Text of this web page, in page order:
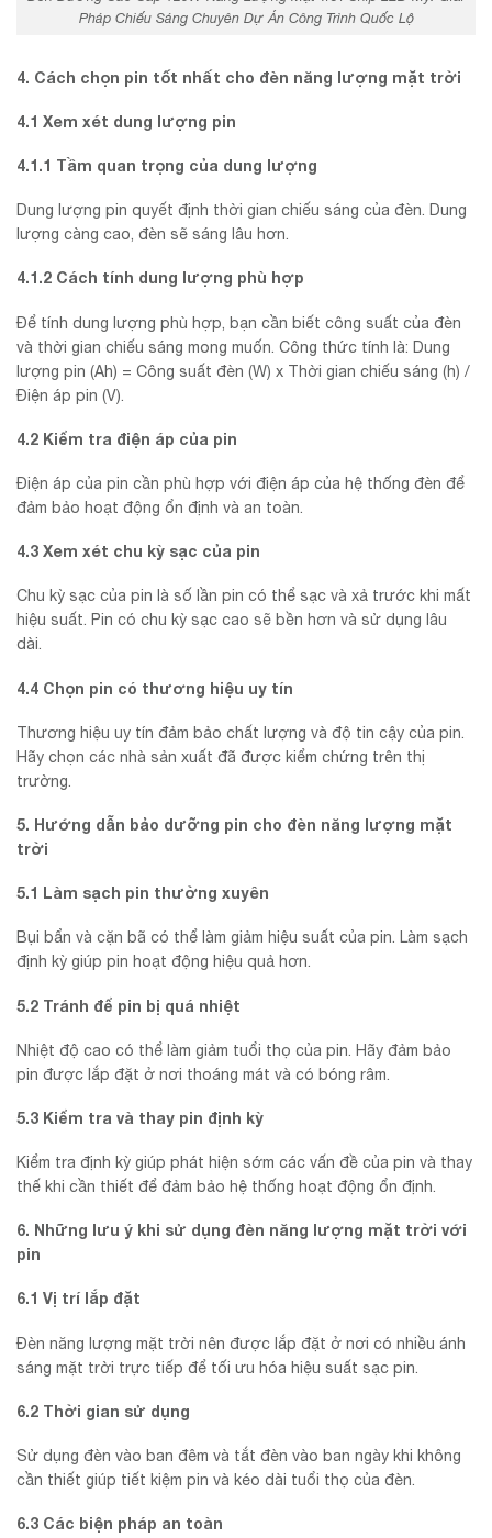
Pháp Chiếu Sáng Chuyên Dự Án Công Trình Quốc Lộ
4. Cách chọn pin tốt nhất cho đèn năng lượng mặt trời
4.1 Xem xét dung lượng pin
4.1.1 Tầm quan trọng của dung lượng
Dung lượng pin quyết định thời gian chiếu sáng của đèn. Dung
lượng càng cao, đèn sẽ sáng lâu hơn.
4.1.2 Cách tính dung lượng phù hợp
Để tính dung lượng phù hợp, bạn cần biết công suất của đèn
và thời gian chiếu sáng mong muốn. Công thức tính là: Dung
lượng pin (Ah) = Công suất đèn (W) x Thời gian chiếu sáng (h) /
Điện áp pin (V).
4.2 Kiểm tra điện áp của pin
Điện áp của pin cần phù hợp với điện áp của hệ thống đèn để
đảm bảo hoạt động ổn định và an toàn.
4.3 Xem xét chu kỳ sạc của pin
Chu kỳ sạc của pin là số lần pin có thể sạc và xả trước khi mất
hiệu suất. Pin có chu kỳ sạc cao sẽ bền hơn và sử dụng lâu
dài.
4.4 Chọn pin có thương hiệu uy tín
Thương hiệu uy tín đảm bảo chất lượng và độ tin cậy của pin.
Hãy chọn các nhà sản xuất đã được kiểm chứng trên thị
trường.
5. Hướng dẫn bảo dưỡng pin cho đèn năng lượng mặt
trời
5.1 Làm sạch pin thường xuyên
Bụi bẩn và cặn bã có thể làm giảm hiệu suất của pin. Làm sạch
định kỳ giúp pin hoạt động hiệu quả hơn.
5.2 Tránh để pin bị quá nhiệt
Nhiệt độ cao có thể làm giảm tuổi thọ của pin. Hãy đảm bảo
pin được lắp đặt ở nơi thoáng mát và có bóng râm.
5.3 Kiểm tra và thay pin định kỳ
Kiểm tra định kỳ giúp phát hiện sớm các vấn đề của pin và thay
thế khi cần thiết để đảm bảo hệ thống hoạt động ổn định.
6. Những lưu ý khi sử dụng đèn năng lượng mặt trời với
pin
6.1 Vị trí lắp đặt
Đèn năng lượng mặt trời nên được lắp đặt ở nơi có nhiều ánh
sáng mặt trời trực tiếp để tối ưu hóa hiệu suất sạc pin.
6.2 Thời gian sử dụng
Sử dụng đèn vào ban đêm và tắt đèn vào ban ngày khi không
cần thiết giúp tiết kiệm pin và kéo dài tuổi thọ của đèn.
6.3 Các biện pháp an toàn